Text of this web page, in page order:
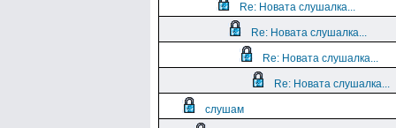
Re: Новата слушалка...
Re: Новата слушалка...
Re: Новата слушалка...
Re: Новата слушалка...
слушам